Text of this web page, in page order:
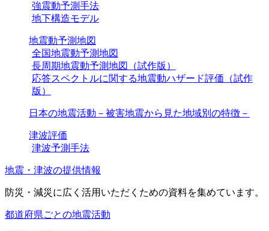
強震動予測手法
地下構造モデル
地震動予測地図
全国地震動予測地図
長周期地震動予測地図（試作版）
応答スペクトルに関する地震動ハザード評価（試作
版）
日本の地震活動－被害地震から見た地域別の特徴－
津波評価
津波予測手法
地震・津波の提供情報
防災・減災に広く活用いただくための資料を集めています。
都道府県ごとの地震活動